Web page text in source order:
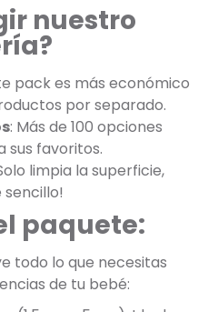
nuestro
pack es más económico
por separado.
: Más de 100 opciones
sus favoritos.
limpia la superficie,
sencillo!
paquete:
todo lo que necesitas
de tu bebé: